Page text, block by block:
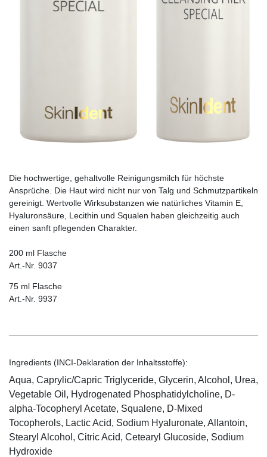
Die hochwertige, gehaltvolle Reinigungsmilch für höchste
Ansprüche. Die Haut wird nicht nur von Talg und Schmutzpartikeln
gereinigt. Wertvolle Wirksubstanzen wie natürliches Vitamin E,
Hyaluronsäure, Lecithin und Squalen haben gleichzeitig auch
einen sanft pflegenden Charakter.
200 ml Flasche
Art.-Nr. 9037
75 ml Flasche
Art.-Nr. 9937
Ingredients (INCI-Deklaration der Inhaltsstoffe):
Aqua, Caprylic/Capric Triglyceride, Glycerin, Alcohol, Urea,
Vegetable Oil, Hydrogenated Phosphatidylcholine, D-
alpha-Tocopheryl Acetate, Squalene, D-Mixed
Tocopherols, Lactic Acid, Sodium Hyaluronate, Allantoin,
Stearyl Alcohol, Citric Acid, Cetearyl Glucoside, Sodium
Hydroxide